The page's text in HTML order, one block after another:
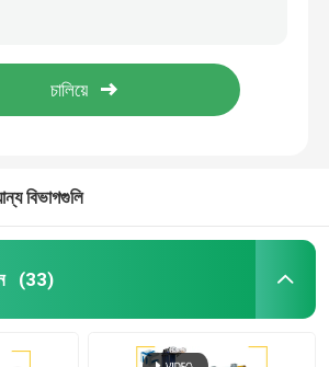
মেশিন
বিভাগগুলি
(33)